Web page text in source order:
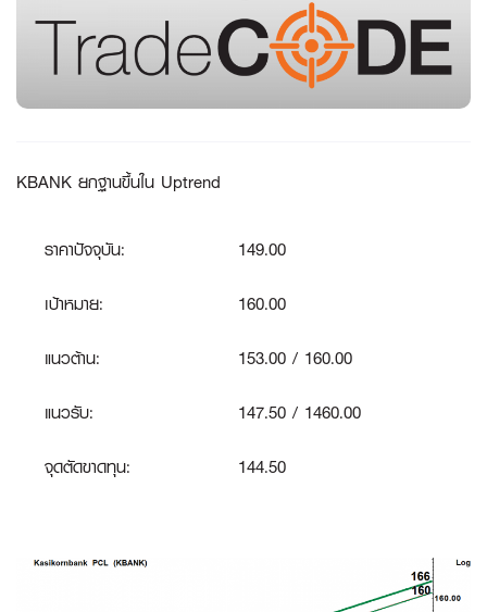
KBANK ยกฐานขึ้นใน Uptrend
ราคาปัจจุบัน:
149.00
เป้าหมาย:
160.00
แนวต้าน:
153.00 / 160.00
แนวรับ:
147.50 / 1460.00
จุดตัดขาดทุน: 144.50